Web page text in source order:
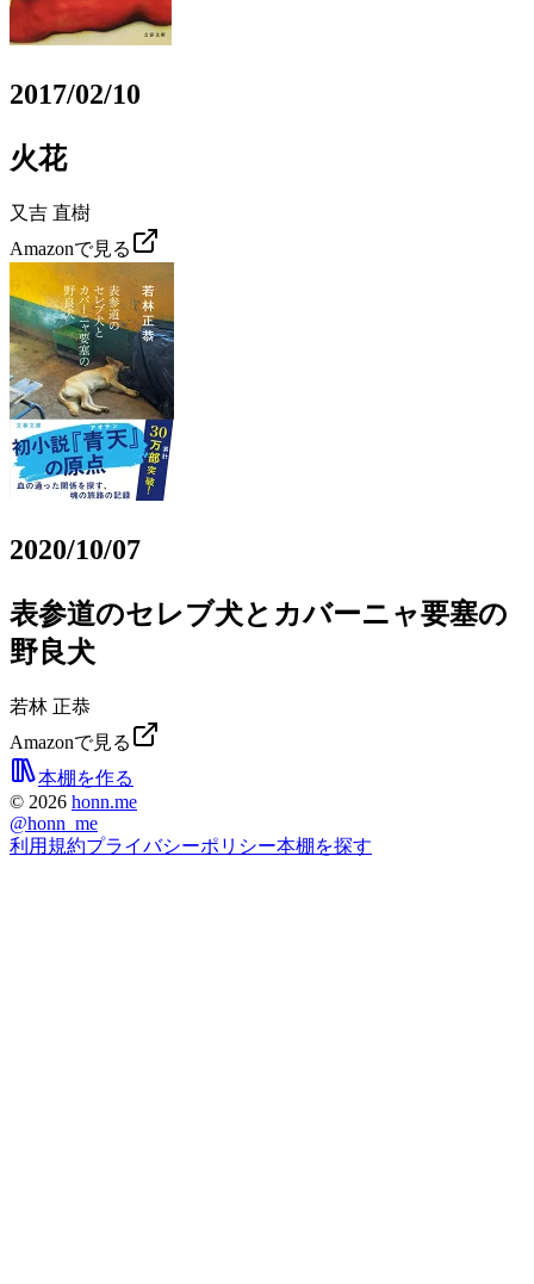
2017/02/10
火花
又吉 直樹
Amazonで見る
2020/10/07
表参道のセレブ犬とカバーニャ要塞の
野良犬
若林 正恭
Amazonで見る
本棚を作る
© 2026 honn.me
@honn_me
利用規約プライバシーポリシー本棚を探す